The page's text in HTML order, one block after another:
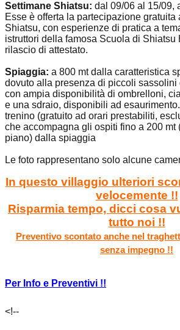
Settimane Shiatsu: dal 09/06 al 15/09,
Esse è offerta la partecipazione gratuita
Shiatsu, con esperienze di pratica a
istruttori della famosa Scuola di Shiatsu
rilascio di attestato.
Spiaggia: a 800 mt dalla caratteristica
dovuto alla presenza di piccoli sassolini
con ampia disponibilità di ombrelloni,
e una sdraio, disponibili ad
trenino (gratuito ad orari prestabiliti,
che accompagna gli ospiti fino a 200 mt
piano) dalla spiaggia
Le foto rappresentano solo alcune
In questo villaggio ulteriori
velocemente !!
Risparmia tempo, dicci cosa
tutto noi !!
Preventivo scontato anche nel
senza impegno !!
Per Info e Preventivi !!
<!--